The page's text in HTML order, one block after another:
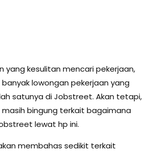
kesulitan mencari pekerjaan,
lowongan pekerjaan yang
satunya di Jobstreet. Akan tetapi,
bingung terkait bagaimana
lewat hp ini.
membahas sedikit terkait